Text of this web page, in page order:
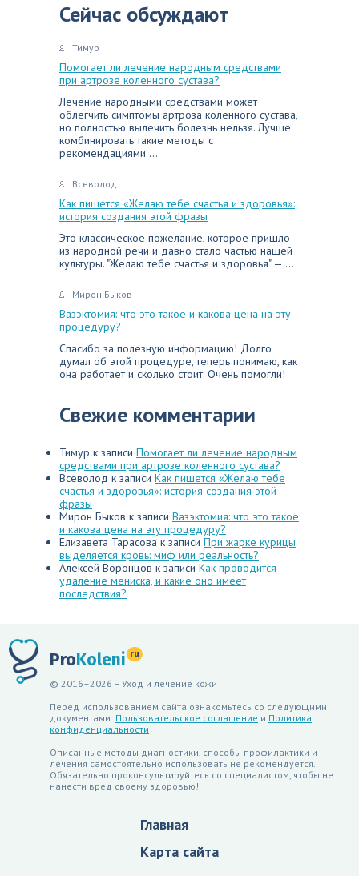
Сейчас обсуждают
Тимур
Помогает ли лечение народным средствами
при артрозе коленного сустава?
Лечение народными средствами может
облегчить симптомы артроза коленного сустава,
но полностью вылечить болезнь нельзя. Лучше
комбинировать такие методы с
рекомендациями ...
Всеволод
Как пишется «Желаю тебе счастья и здоровья»:
история создания этой фразы
Это классическое пожелание, которое пришло
из народной речи и давно стало частью нашей
культуры. "Желаю тебе счастья и здоровья" — ...
Мирон Быков
Вазэктомия: что это такое и какова цена на эту
процедуру?
Спасибо за полезную информацию! Долго
думал об этой процедуре, теперь понимаю, как
она работает и сколько стоит. Очень помогли!
Свежие комментарии
Тимур к записи Помогает ли лечение народным
средствами при артрозе коленного сустава?
Всеволод к записи Как пишется «Желаю тебе
счастья и здоровья»: история создания этой
фразы
Мирон Быков к записи Вазэктомия: что это такое
и какова цена на эту процедуру?
Елизавета Тарасова к записи При жарке курицы
выделяется кровь: миф или реальность?
Алексей Воронцов к записи Как проводится
удаление мениска, и какие оно имеет
последствия?
ProKoleni ru
© 2016–2026 – Уход и лечение кожи
Перед использованием сайта ознакомьтесь со следующими
документами: Пользовательское соглашение и Политика
конфиденциальности
Описанные методы диагностики, способы профилактики и
лечения самостоятельно использовать не рекомендуется.
Обязательно проконсультируйтесь со специалистом, чтобы не
нанести вред своему здоровью!
Главная
Карта сайта